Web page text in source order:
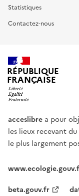
Statistiques
Contactez-nous
RÉPUBLIQUE
FRANÇAISE
acceslibre a pour
les lieux recevant
le plus largement
beta.gouv.fr